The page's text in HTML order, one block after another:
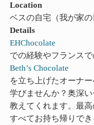
Location
ベスの自宅（我が家
Details
EHChocolate
での経験やフランスで
Beth’s Chocolate
を立ち上げたオーナ
学びませんか？奥深
教えてくれます。最
すべてお持ち帰りでき